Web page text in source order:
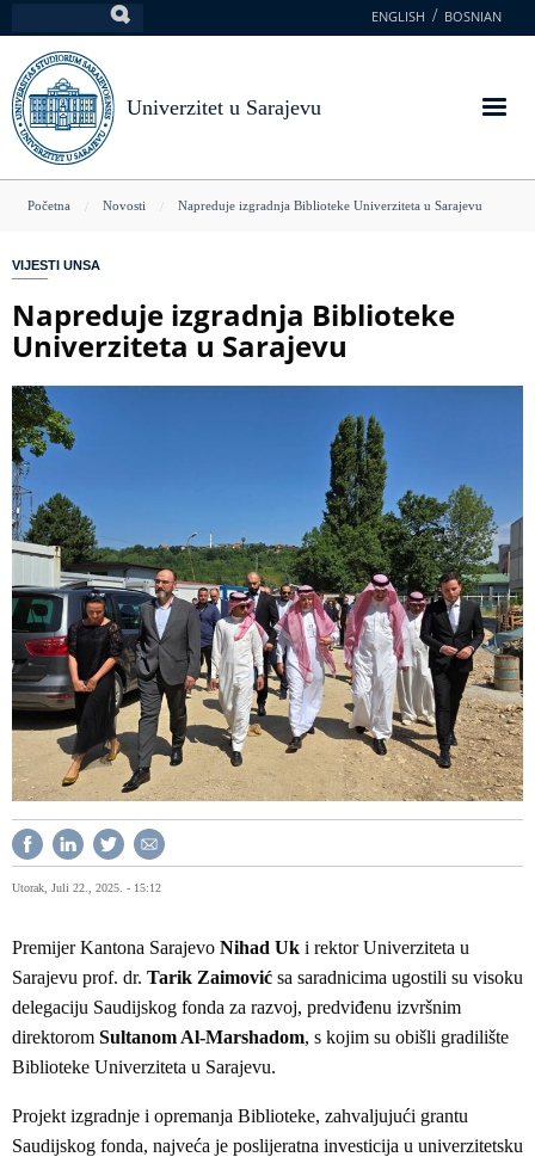
na
glavni
sadržaj
ENGLISH BOSNIAN
Univerzitet u Sarajevu
You
here
Početna Novosti Napreduje izgradnja Biblioteke Univerziteta u Sarajevu
VIJESTI UNSA
Napreduje izgradnja Biblioteke
Univerziteta u Sarajevu
Utorak, Juli 22., 2025. - 15:12
Premijer Kantona Sarajevo Nihad Uk i rektor Univerziteta u
Sarajevu prof. dr. Tarik Zaimović sa saradnicima ugostili su visoku
delegaciju Saudijskog fonda za razvoj, predviđenu izvršnim
direktorom Sultanom Al-Marshadom, s kojim su obišli gradilište
Biblioteke Univerziteta u Sarajevu.
Projekt izgradnje i opremanja Biblioteke, zahvaljujući grantu
Saudijskog fonda, najveća je poslijeratna investicija u univerzitetsku